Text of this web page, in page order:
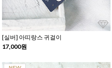
[실버] 아띠랑스 귀걸이
17,000원